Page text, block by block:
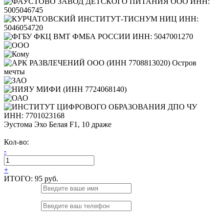
Эустома Эхо Белая F1, 10 драже
Кол-во:
-
+
ИТОГО: 95 руб.